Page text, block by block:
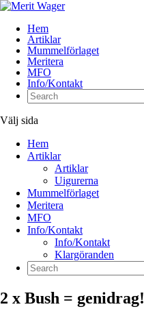
Hem
Artiklar
Mummelförlaget
Meritera
MFO
Info/Kontakt
Välj sida
Hem
Artiklar
Artiklar
Uigurerna
Mummelförlaget
Meritera
MFO
Info/Kontakt
Info/Kontakt
Klargöranden
2 x Bush = genidrag!